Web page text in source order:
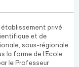
établissement privé
et de
sous-régionale
la forme de l’Ecole
le Professeur